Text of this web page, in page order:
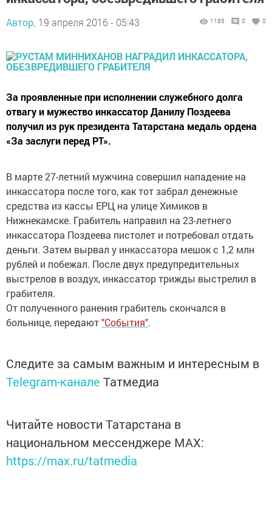
Автор, 19 апреля 2016 - 05:43 1185 0 0
За проявленные при исполнении служебного долга
отвагу и мужество инкассатор Данилу Поздеева
получил из рук президента Татарстана медаль ордена
«За заслуги перед РТ».
В марте 27-летний мужчина совершил нападение на
инкассатора после того, как тот забрал денежные
средства из кассы ЕРЦ на улице Химиков в
Нижнекамске. Грабитель направил на 23-летнего
инкассатора Поздеева пистолет и потребовал отдать
деньги. Затем вырвал у инкассатора мешок с 1,2 млн
рублей и побежал. После двух предупредительных
выстрелов в воздух, инкассатор трижды выстрелил в
грабителя.
От полученного ранения грабитель скончался в
больнице, передают"События".
Следите за самым важным и интересным в
Telegram-канале Татмедиа
Читайте новости Татарстана в
национальном мессенджере MАХ:
https://max.ru/tatmedia